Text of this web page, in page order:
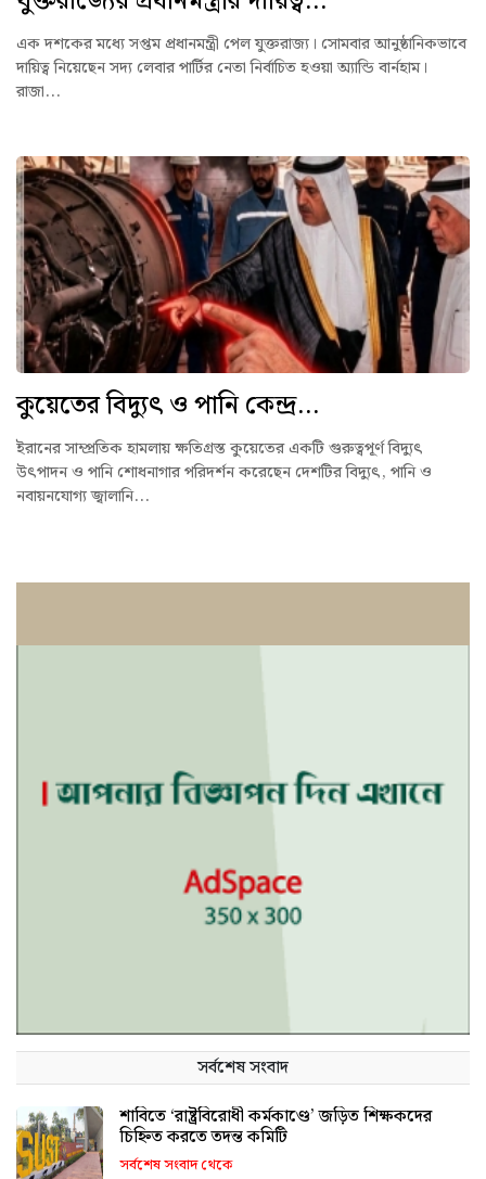
এক দশকের মধ্যে সপ্তম প্রধানমন্ত্রী পেল যুক্তরাজ্য। সোমবার আনুষ্ঠানিকভাবে
দায়িত্ব নিয়েছেন সদ্য লেবার পার্টির নেতা নির্বাচিত হওয়া অ্যান্ডি বার্নহাম।
রাজা...
কুয়েতের বিদ্যুৎ ও পানি কেন্দ্র...
ইরানের সাম্প্রতিক হামলায় ক্ষতিগ্রস্ত কুয়েতের একটি গুরুত্বপূর্ণ বিদ্যুৎ
উৎপাদন ও পানি শোধনাগার পরিদর্শন করেছেন দেশটির বিদ্যুৎ, পানি ও
নবায়নযোগ্য জ্বালানি...
সর্বশেষ সংবাদ
শাবিতে ‘রাষ্ট্রবিরোধী কর্মকাণ্ডে’ জড়িত শিক্ষকদের
চিহ্নিত করতে তদন্ত কমিটি
সর্বশেষ সংবাদ থেকে